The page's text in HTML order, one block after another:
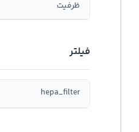
ظرفیت
فیلتر
hepa_filter